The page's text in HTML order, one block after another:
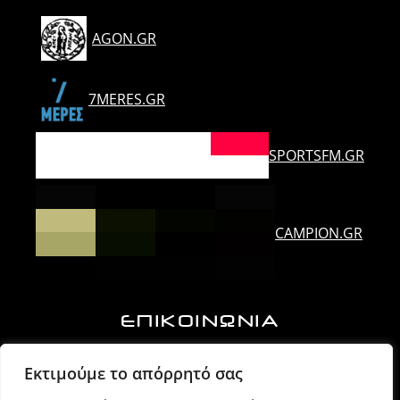
Εκτιμούμε το απόρρητό σας
AGON.GR
7MERES.GR
SPORTSFM.GR
CAMPION.GR
ΕΠΙΚΟΙΝΩΝΙΑ